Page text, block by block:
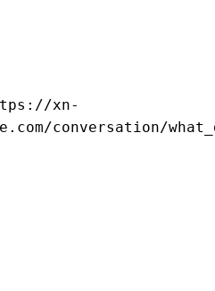
xn-
conversation/